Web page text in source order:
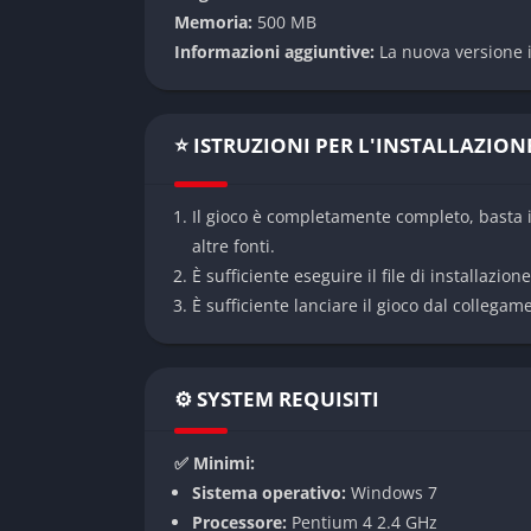
delle stagioni e delle ore del giorno,
In Stardew Valley non ci sono timer o
semplicemente passeggiare per il villaggio.
sviluppo della propria fattoria.
Ampia personalizzazione
piacimento, rendendo ogni fattoria diversa
Relazioni sociali e comunità
Interagire con gli abitanti del villaggio è una
Memoria: 500 MB
Informazioni aggiuntive: La nuova
⭐ ISTRUZIONI PER
Il gioco è completamente completo,
altre fonti.
È sufficiente eseguire il file di installazione
È sufficiente lanciare il gioco dal
⚙️ SYSTEM REQUISITI
✅ Minimi:
Sistema operativo: Windows 7
Processore: Pentium 4 2.4 GHz